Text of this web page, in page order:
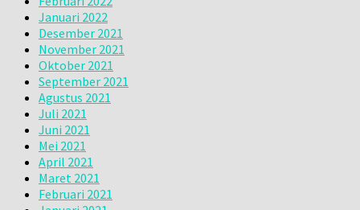
Januari 2022
Desember 2021
November 2021
Oktober 2021
September 2021
Agustus 2021
Juli 2021
Juni 2021
Mei 2021
April 2021
Maret 2021
Februari 2021